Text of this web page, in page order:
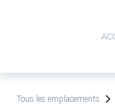
Tous les emplacements